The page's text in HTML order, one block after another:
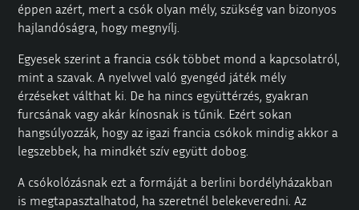
éppen azért, mert a csók olyan mély, szükség van bizonyos
hajlandóságra, hogy megnyílj.
Egyesek szerint a francia csók többet mond a kapcsolatról,
mint a szavak. A nyelvvel való gyengéd játék mély
érzéseket válthat ki. De ha nincs együttérzés, gyakran
furcsának vagy akár kínosnak is tűnik. Ezért sokan
hangsúlyozzák, hogy az igazi francia csókok mindig akkor a
legszebbek, ha mindkét szív együtt dobog.
A csókolózásnak ezt a formáját a berlini bordélyházakban
is megtapasztalhatod, ha szeretnél belekeveredni. Az